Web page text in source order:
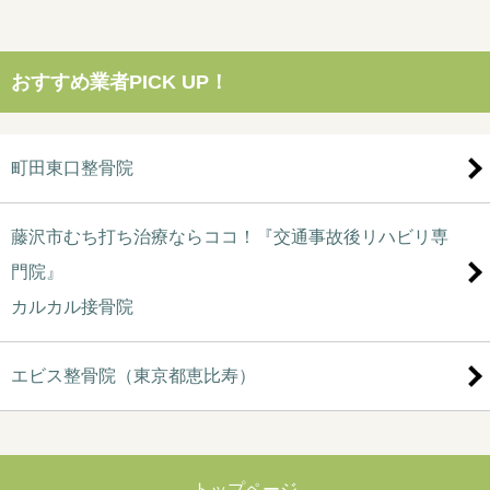
おすすめ業者PICK UP！
町田東口整骨院
藤沢市むち打ち治療ならココ！『交通事故後リハビリ専
門院』
カルカル接骨院
エビス整骨院（東京都恵比寿）